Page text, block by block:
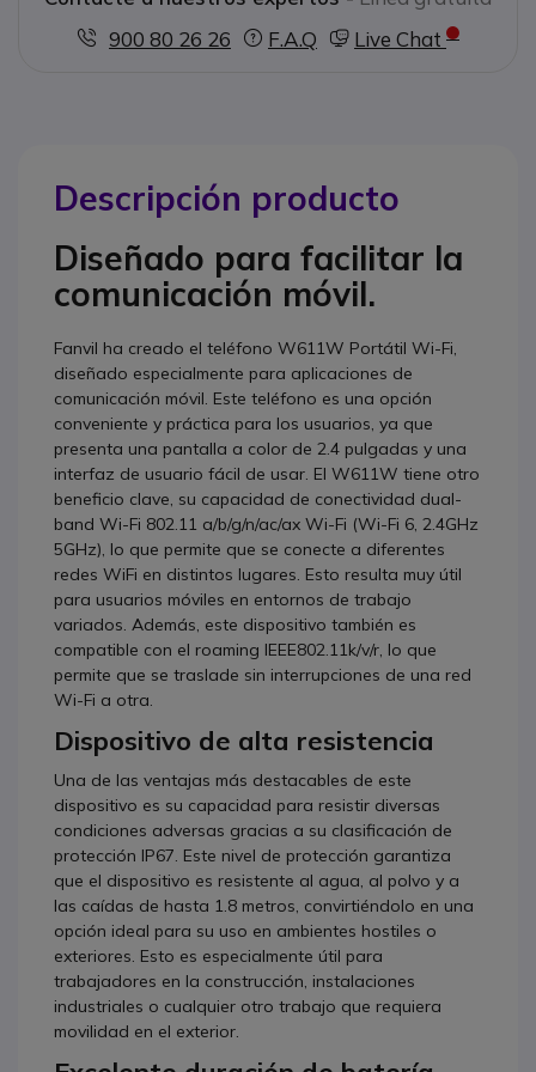
900 80 26 26
F.A.Q Live Chat
Descripción producto
Diseñado para facilitar la
comunicación móvil.
Fanvil ha creado el teléfono W611W Portátil Wi-Fi,
diseñado especialmente para aplicaciones de
comunicación móvil. Este teléfono es una opción
conveniente y práctica para los usuarios, ya que
presenta una pantalla a color de 2.4 pulgadas y una
interfaz de usuario fácil de usar. El W611W tiene otro
beneficio clave, su capacidad de conectividad dual-
band Wi-Fi 802.11 a/b/g/n/ac/ax Wi-Fi (Wi-Fi 6, 2.4GHz
5GHz), lo que permite que se conecte a diferentes
redes WiFi en distintos lugares. Esto resulta muy útil
para usuarios móviles en entornos de trabajo
variados. Además, este dispositivo también es
compatible con el roaming IEEE802.11k/v/r, lo que
permite que se traslade sin interrupciones de una red
Wi-Fi a otra.
Dispositivo de alta resistencia
Una de las ventajas más destacables de este
dispositivo es su capacidad para resistir diversas
condiciones adversas gracias a su clasificación de
protección IP67. Este nivel de protección garantiza
que el dispositivo es resistente al agua, al polvo y a
las caídas de hasta 1.8 metros, convirtiéndolo en una
opción ideal para su uso en ambientes hostiles o
exteriores. Esto es especialmente útil para
trabajadores en la construcción, instalaciones
industriales o cualquier otro trabajo que requiera
movilidad en el exterior.